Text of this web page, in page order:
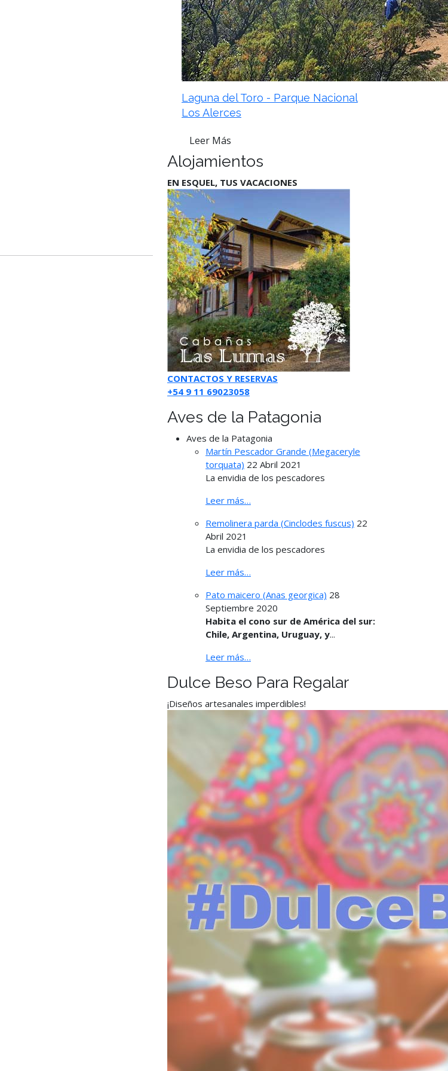
Laguna del Toro - Parque Nacional
Los Alerces
Leer Más
Alojamientos
EN ESQUEL, TUS VACACIONES
CONTACTOS Y RESERVAS
+54 9 11 69023058
Aves de la Patagonia
Aves de la Patagonia
Martín Pescador Grande (Megaceryle
torquata) 22 Abril 2021
La envidia de los pescadores
Leer más…
Remolinera parda (Cinclodes fuscus) 22
Abril 2021
La envidia de los pescadores
Leer más…
Pato maicero (Anas georgica) 28
Septiembre 2020
Habita el cono sur de América del sur:
Chile, Argentina, Uruguay, y...
Leer más…
Dulce Beso Para Regalar
¡Diseños artesanales imperdibles!